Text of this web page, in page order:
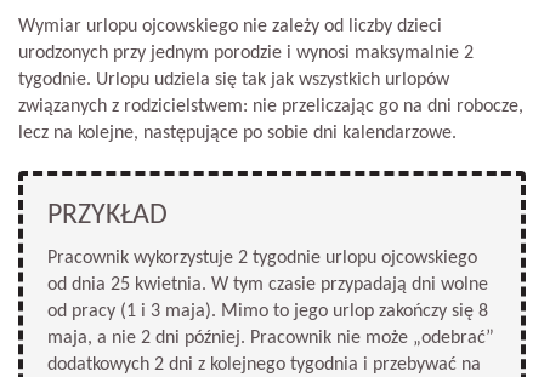
Wymiar urlopu ojcowskiego nie zależy od liczby dzieci
urodzonych przy jednym porodzie i wynosi maksymalnie 2
tygodnie. Urlopu udziela się tak jak wszystkich urlopów
związanych z rodzicielstwem: nie przeliczając go na dni robocze,
lecz na kolejne, następujące po sobie dni kalendarzowe.
PRZYKŁAD
Pracownik wykorzystuje 2 tygodnie urlopu ojcowskiego
od dnia 25 kwietnia. W tym czasie przypadają dni wolne
od pracy (1 i 3 maja). Mimo to jego urlop zakończy się 8
maja, a nie 2 dni później. Pracownik nie może „odebrać”
dodatkowych 2 dni z kolejnego tygodnia i przebywać na